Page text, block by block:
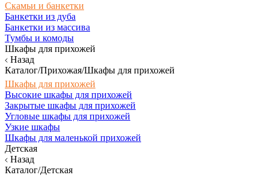
Скамьи и банкетки
Банкетки из дуба
Банкетки из массива
Тумбы и комоды
Шкафы для прихожей
Назад
Каталог/Прихожая/Шкафы для прихожей
Шкафы для прихожей
Высокие шкафы для прихожей
Закрытые шкафы для прихожей
Угловые шкафы для прихожей
Узкие шкафы
Шкафы для маленькой прихожей
Детская
Назад
Каталог/Детская